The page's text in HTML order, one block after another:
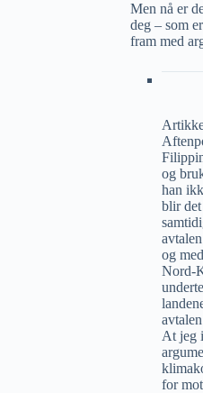
Men nå er
deg – som
fram med
og
han
blir
og
Nord-
At jeg
for